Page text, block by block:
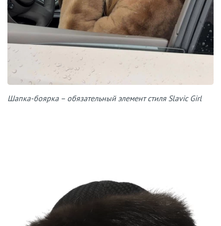
Шапка-боярка – обязательный элемент стиля Slavic Girl